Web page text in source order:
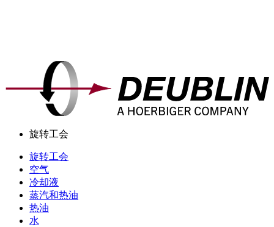
旋转工会
旋转工会
空气
冷却液
蒸汽和热油
热油
水